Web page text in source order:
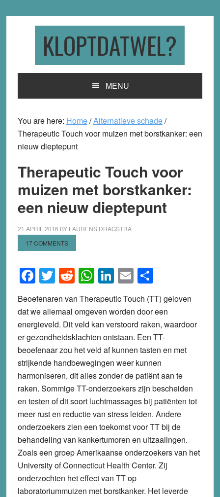
KLOPTDATWEL?
MENU
You are here: Home/Alternatieve schade/
Therapeutic Touch voor muizen met borstkanker: een
nieuw dieptepunt
Therapeutic Touch voor
muizen met borstkanker:
een nieuw dieptepunt
21 APRIL 2016 BY LAURENS DRAGSTRA
17 COMMENTS
Facebook
Twitter
Reddit
WhatsApp
LinkedIn
EmailShare
Beoefenaren van Therapeutic Touch (TT) geloven
dat we allemaal omgeven worden door een
energieveld. Dit veld kan verstoord raken, waardoor
er gezondheidsklachten ontstaan. Een TT-
beoefenaar zou het veld af kunnen tasten en met
strijkende handbewegingen weer kunnen
harmoniseren, dit alles zonder de patiënt aan te
raken. Sommige TT-onderzoekers zijn bescheiden
en testen of dit soort luchtmassages bij patiënten tot
meer rust en reductie van stress leiden. Andere
onderzoekers zien een toekomst voor TT bij de
behandeling van kankertumoren en uitzaaiingen.
Zoals een groep Amerikaanse onderzoekers van het
University of Connecticut Health Center. Zij
onderzochten het effect van TT op
laboratoriummuizen met borstkanker. Het leverde